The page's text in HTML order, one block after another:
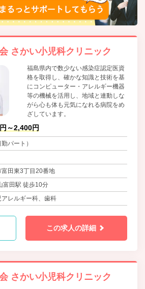
さかい小児科クリニック
福島県内で数少ない感染症認定医資
格を取得し、確かな知識と技術を基
にコンピューター・アレルギー機器
等の機械を活用し、地域と連動しな
がら心も体も元気になれる病院をめ
ざしています。
～2,400円
パート）
田東3丁目20番地
富田駅 徒歩10分
レルギー科、歯科
この求人の詳細
さかい小児科クリニック